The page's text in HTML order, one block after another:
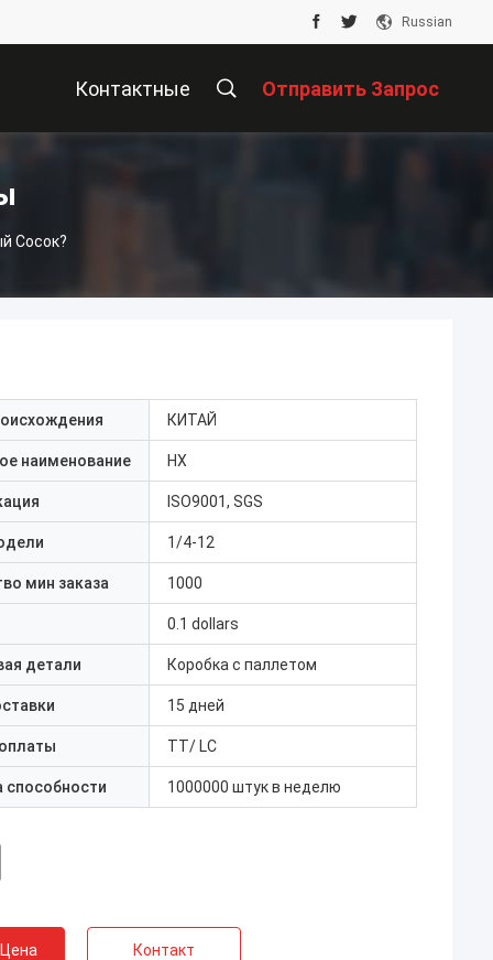
Russian
Контактные Отправить Запрос
Сосок?
КИТАЙ
наименование HX
ISO9001, SGS
1/4-12
мин заказа 1000
0.1 dollars
детали Коробка с паллетом
15 дней
TT/ LC
способности 1000000 штук в неделю
Контакт